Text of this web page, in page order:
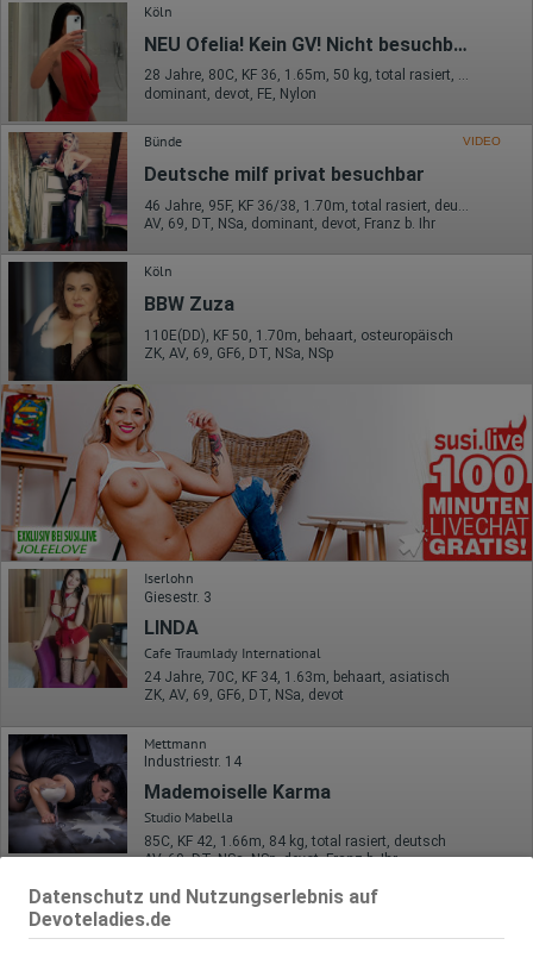
Datenschutz und Nutzungserlebnis auf
Devoteladies.de
Köln
NEU Ofelia! Kein GV! Nicht besuchbar!
28 Jahre, 80C, KF 36, 1.65m, 50 kg, total rasiert, südländisch
dominant, devot, FE, Nylon
Bünde VIDEO
Deutsche milf privat besuchbar
AV, 69, DT, NSa, dominant, devot, Franz b. Ihr
Köln
BBW Zuza
110E(DD), KF 50, 1.70m, behaart, osteuropäisch
ZK, AV, 69, GF6, DT, NSa, NSp
Iserlohn
Giesestr. 3
LINDA
Cafe Traumlady International
24 Jahre, 70C, KF 34, 1.63m, behaart, asiatisch
ZK, AV, 69, GF6, DT, NSa, devot
Mettmann
Industriestr. 14
Mademoiselle Karma
Studio Mabella
85C, KF 42, 1.66m, 84 kg, total rasiert, deutsch
AV, 69, DT, NSa, NSp, devot, Franz b. Ihr
Sprockhövel
Glashüttenplatz 17